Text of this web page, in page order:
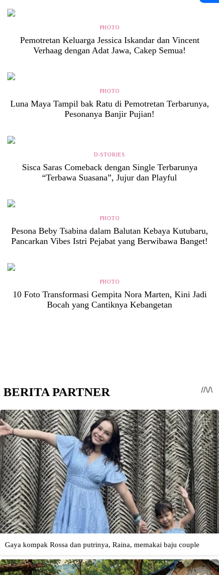
PHOTO
Pemotretan Keluarga Jessica Iskandar dan Vincent
Verhaag dengan Adat Jawa, Cakep Semua!
PHOTO
Luna Maya Tampil bak Ratu di Pemotretan Terbarunya,
Pesonanya Banjir Pujian!
D-STORIES
Sisca Saras Comeback dengan Single Terbarunya
“Terbawa Suasana”, Jujur dan Playful
PHOTO
Pesona Beby Tsabina dalam Balutan Kebaya Kutubaru,
Pancarkan Vibes Istri Pejabat yang Berwibawa Banget!
PHOTO
10 Foto Transformasi Gempita Nora Marten, Kini Jadi
Bocah yang Cantiknya Kebangetan